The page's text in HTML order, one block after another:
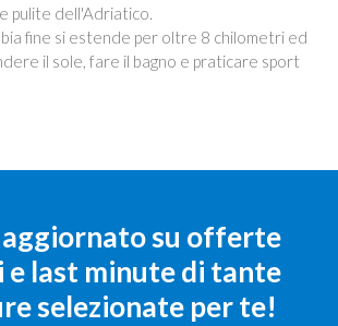
pulite dell'Adriatico.
fine si estende per oltre 8 chilometri ed
il sole, fare il bagno e praticare sport
aggiornato su offerte
e last minute di tante
selezionate per te!